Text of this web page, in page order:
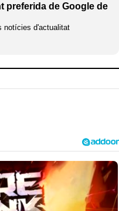
preferida de Google de
notícies d'actualitat